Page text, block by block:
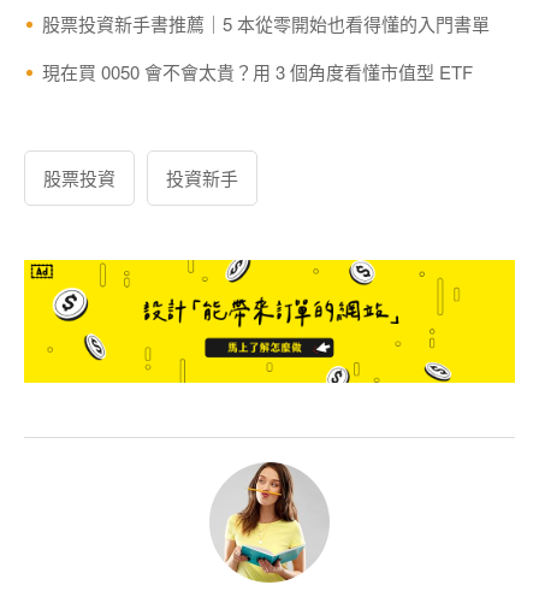
股票投資新手書推薦｜5 本從零開始也看得懂的入門書單
現在買 0050 會不會太貴？用 3 個角度看懂市值型 ETF
股票投資 投資新手